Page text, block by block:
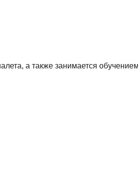
а также занимается